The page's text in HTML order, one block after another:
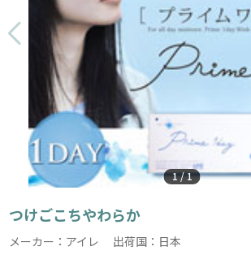
1/1
つけごこちやわらか
メーカー：アイレ 出荷国：日本